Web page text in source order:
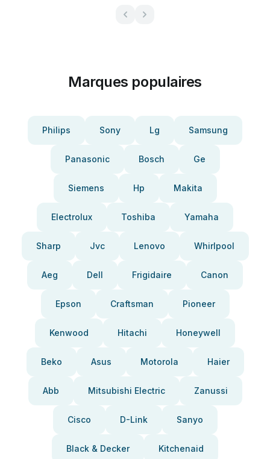
Marques populaires
Philips Sony Lg Samsung
Panasonic Bosch Ge
Siemens Hp Makita
Electrolux Toshiba Yamaha
Sharp Jvc Lenovo Whirlpool
Aeg Dell Frigidaire Canon
Epson Craftsman Pioneer
Kenwood Hitachi Honeywell
Beko Asus Motorola Haier
Abb Mitsubishi Electric Zanussi
Cisco D-Link Sanyo
Black & Decker Kitchenaid